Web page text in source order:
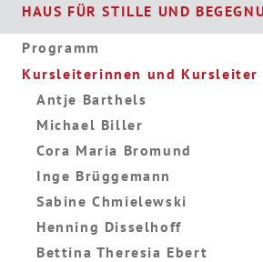
HAUS FÜR STILLE UND
Programm
Kursleiterinnen und Kursleiter
Antje Barthels
Michael Biller
Cora Maria Bromund
Inge Brüggemann
Sabine Chmielewski
Henning Disselhoff
Bettina Theresia Ebert